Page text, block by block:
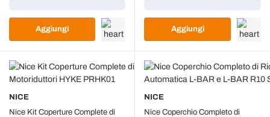
Aggiungi Aggiungi
NICE
Nice Kit Coperture Complete di
NICE
Nice Coperchio Completo di